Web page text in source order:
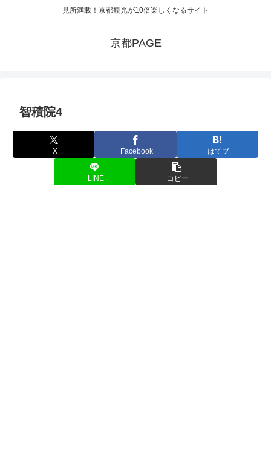
見所満載！京都観光が10倍楽しくなるサイト
京都PAGE
智積院4
X Facebook はてブ
LINE コピー